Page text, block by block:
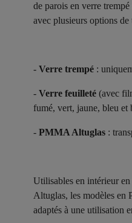
de parois en verre
avec plusieurs options de
- Verre trempé :
- Verre feuilleté (avec
fumé, vert, jaune, bleu et
- PMMA Altuglas :
Utilisables en intérieur
Altuglas, les modèles en
adaptés à une utilisation